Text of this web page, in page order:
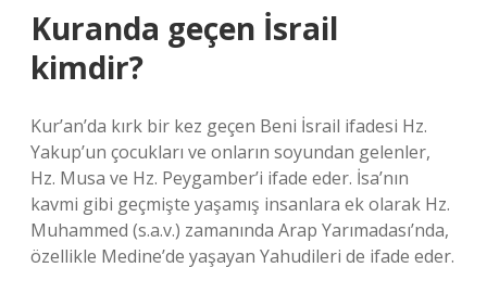
Kuranda geçen İsrail
kimdir?
Kur’an’da kırk bir kez geçen Beni İsrail ifadesi Hz.
Yakup’un çocukları ve onların soyundan gelenler,
Hz. Musa ve Hz. Peygamber’i ifade eder. İsa’nın
kavmi gibi geçmişte yaşamış insanlara ek olarak Hz.
Muhammed (s.a.v.) zamanında Arap Yarımadası’nda,
özellikle Medine’de yaşayan Yahudileri de ifade eder.